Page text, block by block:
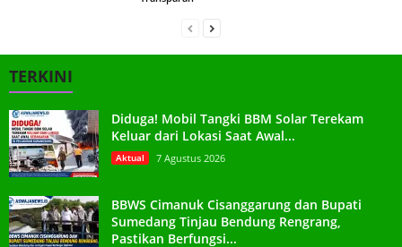
TERKINI
Diduga! Mobil Tangki BBM Solar Terekam
Keluar dari Lokasi Saat Awal...
Aktual 7 Agustus 2026
BBWS Cimanuk Cisanggarung dan Bupati
Sumedang Tinjau Bendung Rengrang,
Pastikan Berfungsi...